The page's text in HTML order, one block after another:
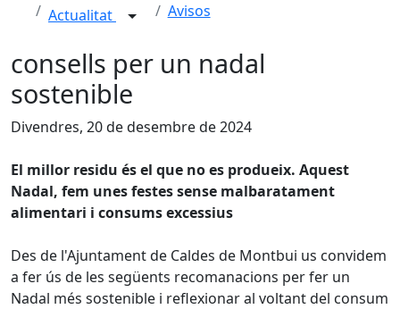
Actualitat Avisos
consells per un nadal
sostenible
Divendres, 20 de desembre de 2024
El millor residu és el que no es produeix. Aquest
Nadal, fem unes festes sense malbaratament
alimentari i consums excessius
Des de l'Ajuntament de Caldes de Montbui us convidem
a fer ús de les següents recomanacions per fer un
Nadal més sostenible i reflexionar al voltant del consum